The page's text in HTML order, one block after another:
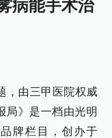
病能手术治
，由三甲医院权威
》是一档由光明
牌栏目，创办于